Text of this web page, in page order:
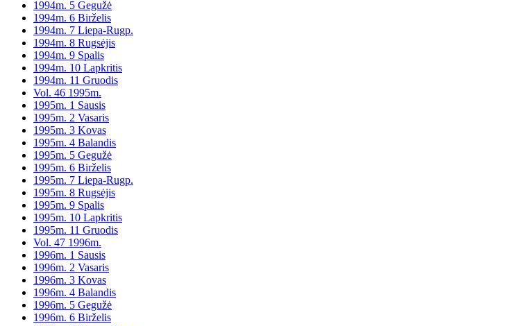
1994m. 5 Gegužė
1994m. 6 Birželis
1994m. 7 Liepa-Rugp.
1994m. 8 Rugsėjis
1994m. 9 Spalis
1994m. 10 Lapkritis
1994m. 11 Gruodis
Vol. 46 1995m.
1995m. 1 Sausis
1995m. 2 Vasaris
1995m. 3 Kovas
1995m. 4 Balandis
1995m. 5 Gegužė
1995m. 6 Birželis
1995m. 7 Liepa-Rugp.
1995m. 8 Rugsėjis
1995m. 9 Spalis
1995m. 10 Lapkritis
1995m. 11 Gruodis
Vol. 47 1996m.
1996m. 1 Sausis
1996m. 2 Vasaris
1996m. 3 Kovas
1996m. 4 Balandis
1996m. 5 Gegužė
1996m. 6 Birželis